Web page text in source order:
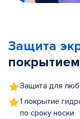
5
Защита
покрытием
Защита для
1 покрытие
по сроку носки